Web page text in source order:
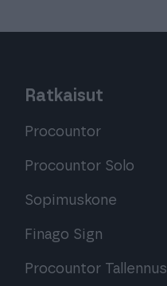
Ratkaisut
Procountor
Procountor Solo
Sopimuskone
Finago Sign
Procountor Tallennus